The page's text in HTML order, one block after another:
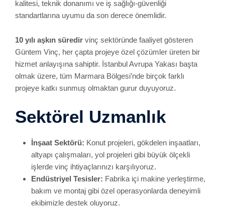
kalitesi, teknik donanımı ve iş sağlığı-güvenliği
standartlarına uyumu da son derece önemlidir.
10 yılı aşkın süredir vinç sektöründe faaliyet gösteren
Güntem Vinç, her çapta projeye özel çözümler üreten bir
hizmet anlayışına sahiptir. İstanbul Avrupa Yakası başta
olmak üzere, tüm Marmara Bölgesi’nde birçok farklı
projeye katkı sunmuş olmaktan gurur duyuyoruz.
Sektörel Uzmanlık
İnşaat Sektörü: Konut projeleri, gökdelen inşaatları,
altyapı çalışmaları, yol projeleri gibi büyük ölçekli
işlerde vinç ihtiyaçlarınızı karşılıyoruz.
Endüstriyel Tesisler: Fabrika içi makine yerleştirme,
bakım ve montaj gibi özel operasyonlarda deneyimli
ekibimizle destek oluyoruz.